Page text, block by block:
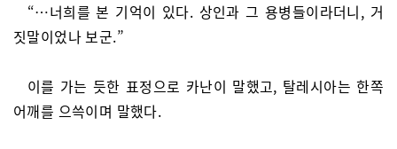
“…너희를 본 기억이 있다. 상인과 그 용병들이라더니, 거
짓말이었나 보군.”
이를 가는 듯한 표정으로 카난이 말했고, 탈레시아는 한쪽
어깨를 으쓱이며 말했다.